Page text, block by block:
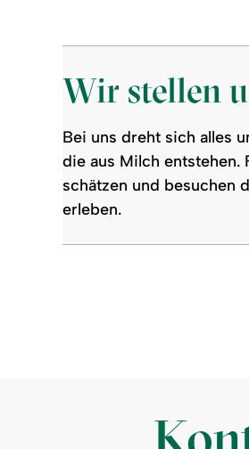
Wir stellen
Bei uns dreht sich alles
die aus Milch entstehen.
schätzen und besuchen
erleben.